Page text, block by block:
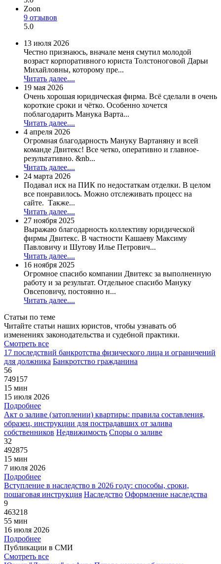
Zoon
9 отзывов
5.0
13 июля 2026
Честно признаюсь, вначале меня смутил молодой
возраст корпоративного юриста Толстоноговой Дарьи
Михайловны, которому пре...
Читать далее....
19 мая 2026
Очень хорошая юридическая фирма. Всё сделали в очень
короткие сроки и чётко. Особенно хочется
поблагодарить Манука Варта...
Читать далее....
4 апреля 2026
Огромная благодарность Мануку Вартаняну и всей
команде Двитекс! Все четко, оперативно и главное-
результативно. &nb...
Читать далее....
24 марта 2026
Подавал иск на ПИК по недостаткам отделки. В целом
все понравилось. Можно отслеживать процесс на
сайте. Также...
Читать далее....
27 ноября 2025
Выражаю благодарность коллективу юридической
фирмы Двитекс. В частности Кашаеву Максиму
Павловичу и Шутову Илье Петрович...
Читать далее....
16 ноября 2025
Огромное спасибо компании Двитекс за выполненную
работу и за результат. Отдельное спасибо Мануку
Овсеповичу, постоянно н...
Читать далее....
Статьи по теме
Читайте статьи наших юристов, чтобы узнавать об
изменениях законодательства и судебной практики.
Смотреть все
17 последствий банкротства физического лица и ограничений
для должника Банкротство гражданина
56
749157
15 мин
15 июля 2026
Подробнее
Акт о заливе (затоплении) квартиры: правила составления,
образец, инструкции для пострадавших от залива
собственников Недвижимость Споры о заливе
32
492875
15 мин
7 июля 2026
Подробнее
Вступление в наследство в 2026 году: способы, сроки,
пошаговая инструкция Наследство Оформление наследства
9
463218
55 мин
16 июля 2026
Подробнее
Публикации в СМИ
Смотреть все